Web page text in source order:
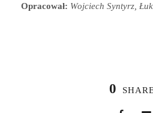
Opracował: Wojciech Syntyrz,
0